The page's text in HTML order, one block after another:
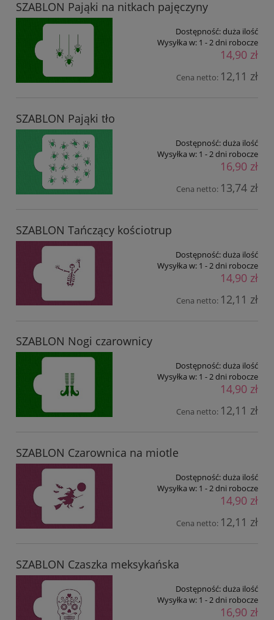
SZABLON Pająki na nitkach pajęczyny
Dostępność:duża ilość
Wysyłka w: 1 - 2 dni robocze
14,90 zł
Cena netto: 12,11 zł
SZABLON Pająki tło
Dostępność:duża ilość
Wysyłka w: 1 - 2 dni robocze
16,90 zł
Cena netto: 13,74 zł
SZABLON Tańczący kościotrup
Dostępność:duża ilość
Wysyłka w: 1 - 2 dni robocze
14,90 zł
Cena netto: 12,11 zł
SZABLON Nogi czarownicy
Dostępność:duża ilość
Wysyłka w: 1 - 2 dni robocze
14,90 zł
Cena netto: 12,11 zł
SZABLON Czarownica na miotle
Dostępność:duża ilość
Wysyłka w: 1 - 2 dni robocze
14,90 zł
Cena netto: 12,11 zł
SZABLON Czaszka meksykańska
Dostępność:duża ilość
Wysyłka w: 1 - 2 dni robocze
16,90 zł